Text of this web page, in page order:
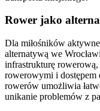
Rower jako
Dla miłośników
alternatywą we
infrastrukturę
rowerowymi i
rowerów umożliwia
unikanie problemów z